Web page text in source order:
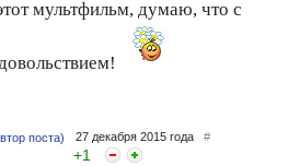
мультфильм, думаю, что с
поста) 27 декабря 2015 года #
+1